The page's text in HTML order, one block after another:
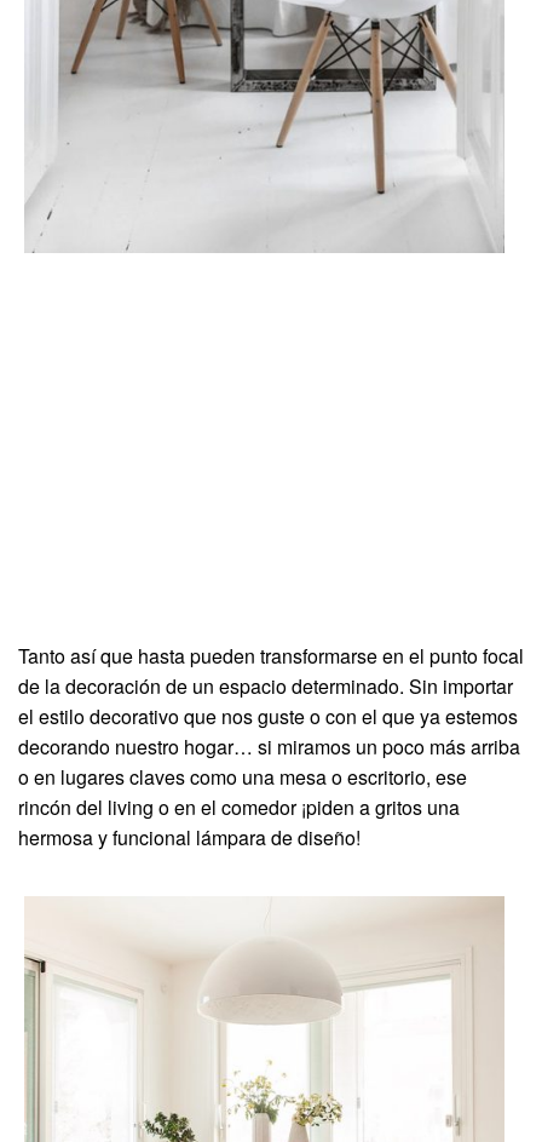
Tanto así que hasta pueden transformarse en el punto focal
de la decoración de un espacio determinado. Sin importar
el estilo decorativo que nos guste o con el que ya estemos
decorando nuestro hogar… si miramos un poco más arriba
o en lugares claves como una mesa o escritorio, ese
rincón del living o en el comedor ¡piden a gritos una
hermosa y funcional lámpara de diseño!